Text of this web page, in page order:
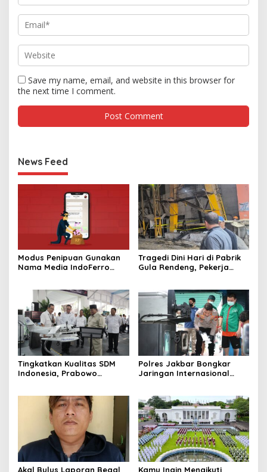
Save my name, email, and website in this browser for
the next time I comment.
News Feed
Modus Penipuan Gunakan
Nama Media IndoFerro
Tragedi Dini Hari di Pabrik
Gula Rendeng, Pekerja
Tingkatkan Kualitas SDM
Indonesia, Prabowo
Terbaik Dunia
Polres Jakbar Bongkar
Jaringan Internasional
Diringkus dan Barang Bukti
1,1 Ton Rp119 Miliar
Dimusnahkan
Akal Bulus Laporan Begal
Kamu Ingin Mengikuti